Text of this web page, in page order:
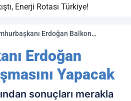
Enerji Rotası Türkiye!
Erdoğan Balkon
Erdoğan
Yapacak
sonuçları merakla